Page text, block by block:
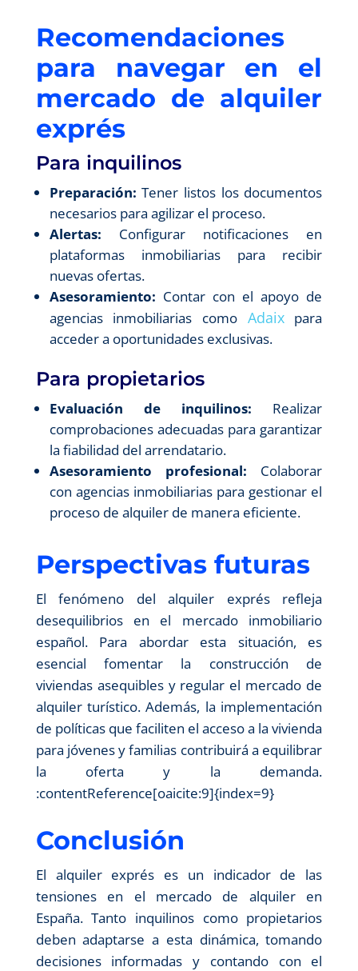
Recomendaciones
para navegar en el
mercado de alquiler
exprés
Para inquilinos
Preparación: Tener listos los documentos
necesarios para agilizar el proceso.
Alertas: Configurar notificaciones en
plataformas inmobiliarias para recibir
nuevas ofertas.
Asesoramiento: Contar con el apoyo de
agencias inmobiliarias como Adaixpara
acceder a oportunidades exclusivas.
Para propietarios
Evaluación de inquilinos: Realizar
comprobaciones adecuadas para garantizar
la fiabilidad del arrendatario.
Asesoramiento profesional: Colaborar
con agencias inmobiliarias para gestionar el
proceso de alquiler de manera eficiente.
Perspectivas futuras
El fenómeno del alquiler exprés refleja
desequilibrios en el mercado inmobiliario
español. Para abordar esta situación, es
esencial fomentar la construcción de
viviendas asequibles y regular el mercado de
alquiler turístico. Además, la implementación
de políticas que faciliten el acceso a la vivienda
para jóvenes y familias contribuirá a equilibrar
la oferta y la demanda.​
:contentReference[oaicite:9]{index=9}
Conclusión
El alquiler exprés es un indicador de las
tensiones en el mercado de alquiler en
España. Tanto inquilinos como propietarios
deben adaptarse a esta dinámica, tomando
decisiones informadas y contando con el